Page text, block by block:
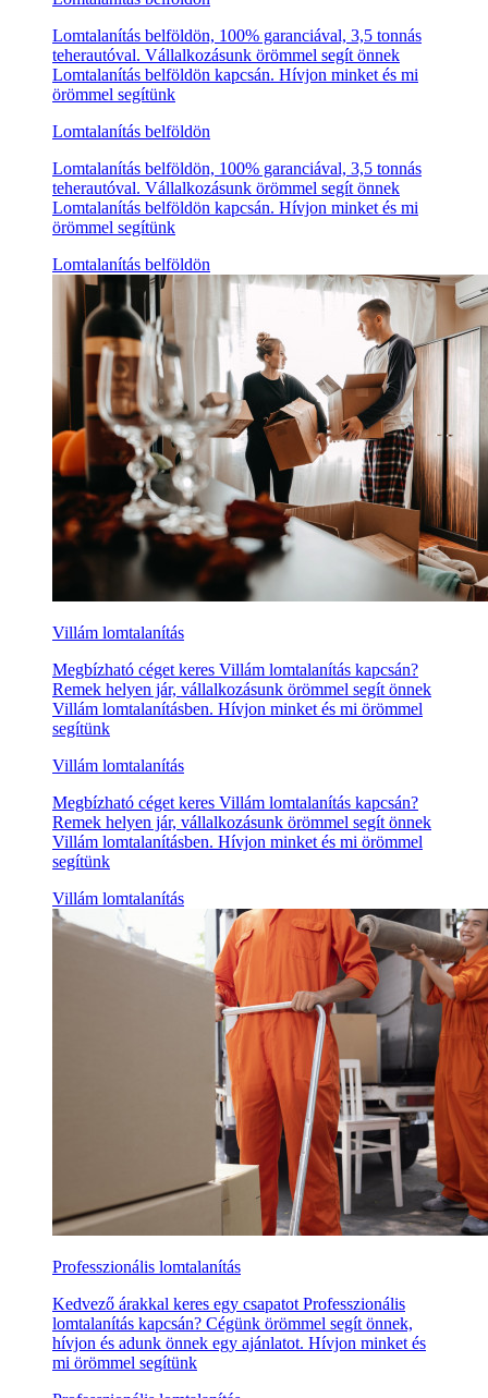
Lomtalanítás belföldön, 100% garanciával, 3,5 tonnás
teherautóval. Vállalkozásunk örömmel segít önnek
Lomtalanítás belföldön kapcsán. Hívjon minket és mi
örömmel segítünk
Lomtalanítás belföldön
Lomtalanítás belföldön, 100% garanciával, 3,5 tonnás
teherautóval. Vállalkozásunk örömmel segít önnek
Lomtalanítás belföldön kapcsán. Hívjon minket és mi
örömmel segítünk
Lomtalanítás belföldön
Villám lomtalanítás
Megbízható céget keres Villám lomtalanítás kapcsán?
Remek helyen jár, vállalkozásunk örömmel segít önnek
Villám lomtalanításben. Hívjon minket és mi örömmel
segítünk
Villám lomtalanítás
Megbízható céget keres Villám lomtalanítás kapcsán?
Remek helyen jár, vállalkozásunk örömmel segít önnek
Villám lomtalanításben. Hívjon minket és mi örömmel
segítünk
Villám lomtalanítás
Professzionális lomtalanítás
Kedvező árakkal keres egy csapatot Professzionális
lomtalanítás kapcsán? Cégünk örömmel segít önnek,
hívjon és adunk önnek egy ajánlatot. Hívjon minket és
mi örömmel segítünk